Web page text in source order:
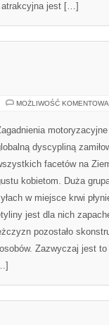
atrakcyjna jest […]
MOŻLIWOŚĆ
dyscypliną
facetów na
kobietom. Duża
w miejsce krwi
jest dla nich
pozostało
Zazwyczaj jest to